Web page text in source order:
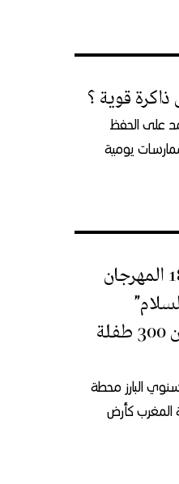
قوية ؟
على الحفظ
يومية
انطلاق الدورة 18 المهرجان
بمشاركة اكثر من 300 طفلة
البارز محطة
المغرب كأرض